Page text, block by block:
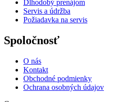
Dlhodobý prenájom
Servis a údržba
Požiadavka na servis
Spoločnosť
O nás
Kontakt
Obchodné podmienky
Ochrana osobných údajov